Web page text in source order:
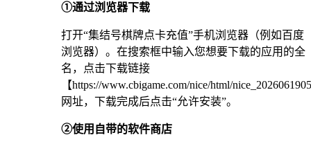
①通过浏览器下载
打开“集结号棋牌点卡充值”手机浏览器（例如百度
浏览器）。在搜索框中输入您想要下载的应用的全
名，点击下载链接
【https://www.cbigame.com/nice/html/
网址，下载完成后点击“允许安装”。
②使用自带的软件商店